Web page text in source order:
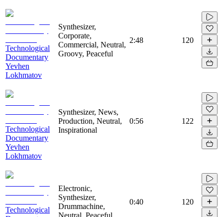
Technological
Documentary
Yevhen
Lokhmatov
Synthesizer,
Corporate,
Commercial, Neutral,
Groovy, Peaceful
2:48 120
Technological
Documentary
Yevhen
Lokhmatov
Synthesizer, News,
Production, Neutral,
Inspirational
0:56 122
Technological
Electronic,
Synthesizer,
Drummachine,
Neutral, Peaceful
0:40 120